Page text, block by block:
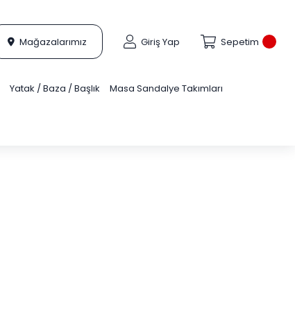
Mağazalarımız Giriş Yap Sepetim
Yatak / Baza / Başlık Masa Sandalye Takımları